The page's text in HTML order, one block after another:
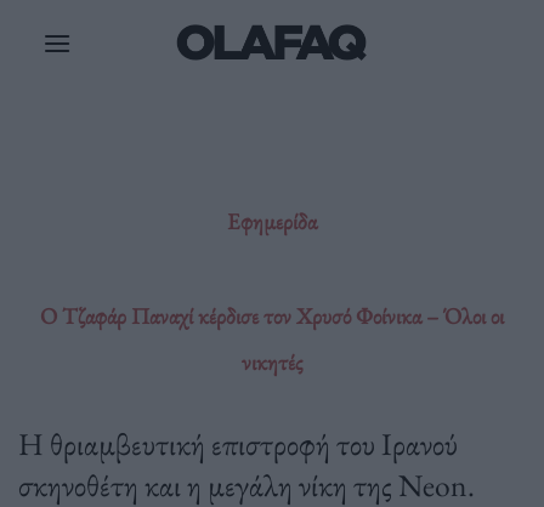
Εφημερίδα
Ο Τζαφάρ Παναχί κέρδισε τον Χρυσό Φοίνικα – Όλοι οι
νικητές
H θριαμβευτική επιστροφή του Ιρανού
σκηνοθέτη και η μεγάλη νίκη της Neon.